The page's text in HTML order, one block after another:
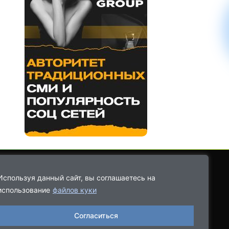
данный сайт, вы соглашаетесь на
файлов куки
Согласиться
9021-68-08-43